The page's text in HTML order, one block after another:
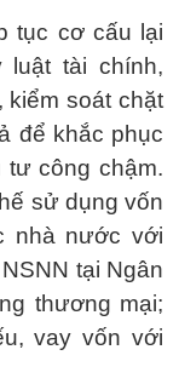
tục cơ cấu lại
luật tài chính,
kiểm soát chặt
để khắc phục
tư công chậm.
sử dụng vốn
nhà nước với
tại Ngân
thương mại;
vay vốn với